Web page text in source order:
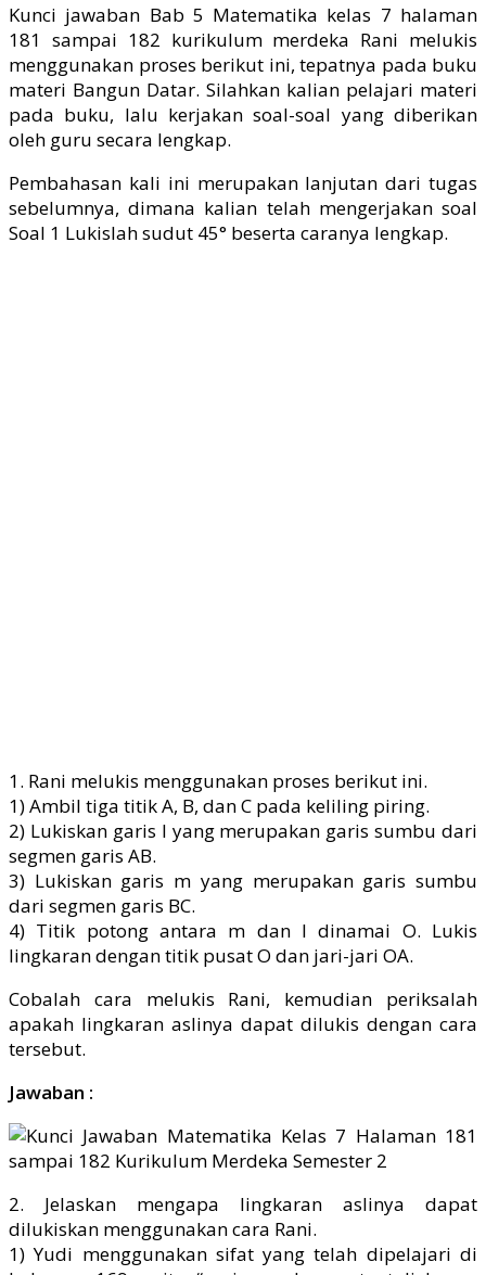
Kunci jawaban Bab 5 Matematika kelas 7 halaman
181 sampai 182 kurikulum merdeka Rani melukis
menggunakan proses berikut ini, tepatnya pada buku
materi Bangun Datar. Silahkan kalian pelajari materi
pada buku, lalu kerjakan soal-soal yang diberikan
oleh guru secara lengkap.
Pembahasan kali ini merupakan lanjutan dari tugas
sebelumnya, dimana kalian telah mengerjakan soal
Soal 1 Lukislah sudut 45° beserta caranya lengkap.
1. Rani melukis menggunakan proses berikut ini.
1) Ambil tiga titik A, B, dan C pada keliling piring.
2) Lukiskan garis l yang merupakan garis sumbu dari
segmen garis AB.
3) Lukiskan garis m yang merupakan garis sumbu
dari segmen garis BC.
4) Titik potong antara m dan l dinamai O. Lukis
lingkaran dengan titik pusat O dan jari-jari OA.
Cobalah cara melukis Rani, kemudian periksalah
apakah lingkaran aslinya dapat dilukis dengan cara
tersebut.
Jawaban :
2. Jelaskan mengapa lingkaran aslinya dapat
dilukiskan menggunakan cara Rani.
1) Yudi menggunakan sifat yang telah dipelajari di